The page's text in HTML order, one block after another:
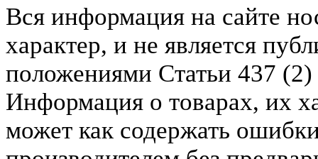
Вся информация на сайте
характер, и не является
положениями Статьи 437
Информация о товарах, их
может как содержать